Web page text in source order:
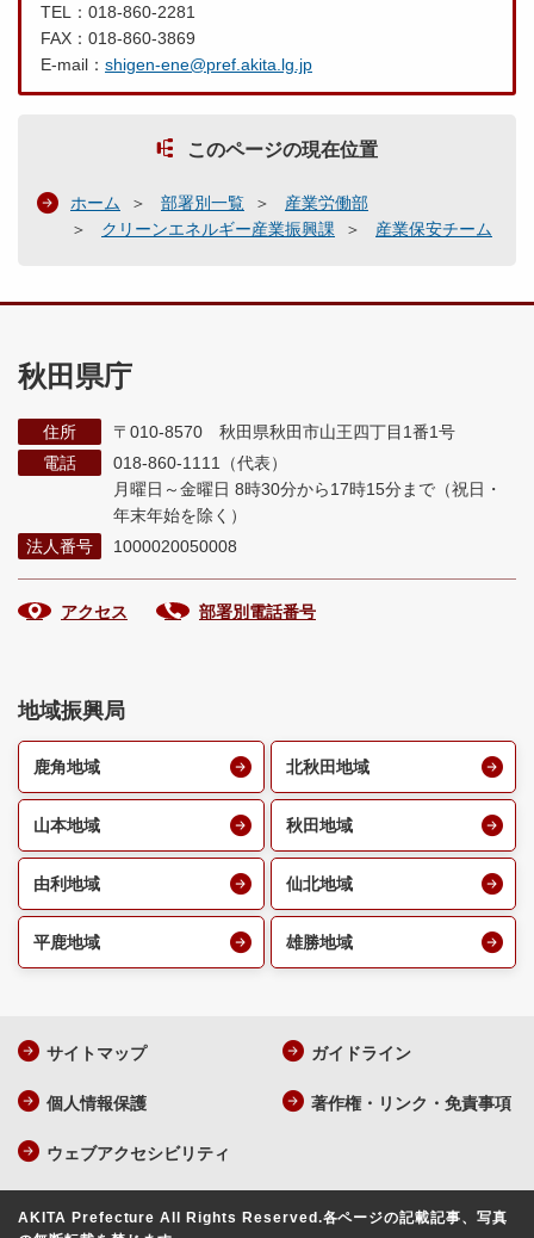
TEL：018-860-2281
FAX：018-860-3869
E-mail： shigen-ene@pref.akita.lg.jp
このページの現在位置
ホーム 部署別一覧
産業労働部
クリーンエネルギー産業振興課
産業保安チーム
秋田県庁
住所
〒010-8570 秋田県秋田市山王四丁目1番1号
電話
018-860-1111（代表）
月曜日～金曜日 8時30分から17時15分まで （祝日・
年末年始を除く）
法人番号
1000020050008
アクセス 部署別電話番号
地域振興局
鹿角地域 北秋田地域
山本地域 秋田地域
由利地域 仙北地域
平鹿地域 雄勝地域
サイトマップ ガイドライン
個人情報保護 著作権・リンク・免責事項
ウェブアクセシビリティ
AKITA Prefecture All Rights Reserved.各ページの記載記事、写真